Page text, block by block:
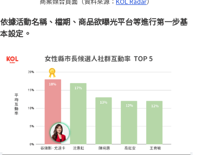
依據活動名稱、檔期、商品欲曝光平台等進行第一步基
本設定。